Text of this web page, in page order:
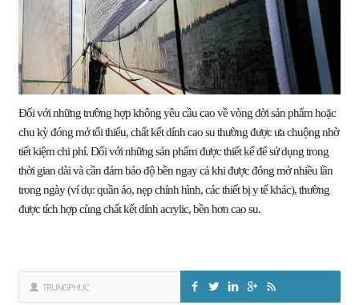
Đối với những trường hợp không yêu cầu cao về vòng đời sản phẩm hoặc
chu kỳ đóng mở tối thiểu, chất kết dính cao su thường được ưa chuộng nhờ
tiết kiệm chi phí. Đối với những sản phẩm được thiết kế để sử dụng trong
thời gian dài và cần đảm bảo độ bền ngay cả khi được đóng mở nhiều lần
trong ngày (ví dụ: quần áo, nẹp chỉnh hình, các thiết bị y tế khác), thường
được tích hợp cùng chất kết dính acrylic, bền hơn cao su.
TRUNGPHUC